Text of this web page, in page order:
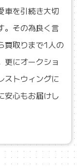
車を引続き大切
。その為良く言
買取りまで1人の
更にオークショ
ストウィングに
安心もお届けし